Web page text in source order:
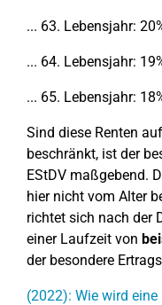
... 63. Lebensjahr:
... 64. Lebensjahr:
... 65. Lebensjahr:
Sind diese Renten
beschränkt, ist der
EStDV maßgebend.
hier nicht vom Alter
richtet sich nach der
einer Laufzeit von
der besondere
(2022): Wie wird